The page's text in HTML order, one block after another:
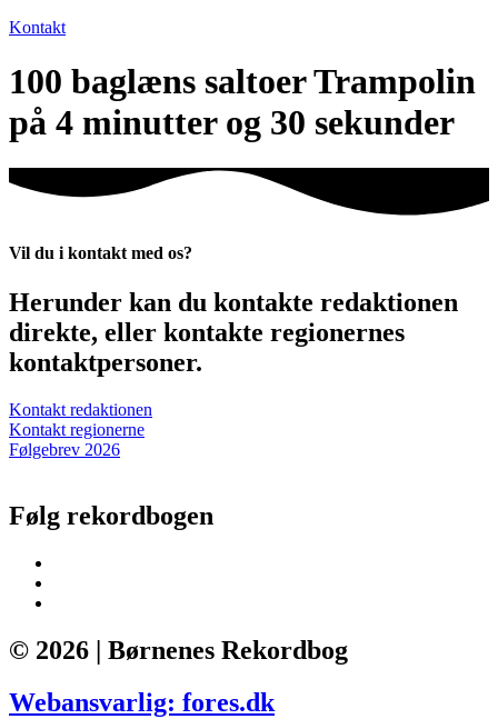
Kontakt
100 baglæns saltoer Trampolin
på 4 minutter og 30 sekunder
Vil du i kontakt med os?
Herunder kan du kontakte redaktionen
direkte, eller kontakte regionernes
kontaktpersoner.
Kontakt redaktionen
Kontakt regionerne
Følgebrev 2026
Følg rekordbogen
© 2026 | Børnenes Rekordbog
Webansvarlig: fores.dk